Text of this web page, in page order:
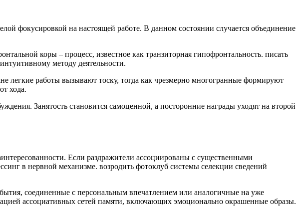
фокусировкой на настоящей работе. В данном состоянии случается объединение
коры – процесс, известное как транзиторная гипофронтальность. писать
методу деятельности.
легкие работы вызывают тоску, тогда как чрезмерно многогранные формируют
хода.
Занятость становится самоценной, а посторонние награды уходят на второй
Если раздражители ассоциированы с существенными
в нервной механизме. возродить фотоклуб системы селекции сведений
соединенные с персональным впечатлением или аналогичные на уже
ассоциативных сетей памяти, включающих эмоционально окрашенные образы.